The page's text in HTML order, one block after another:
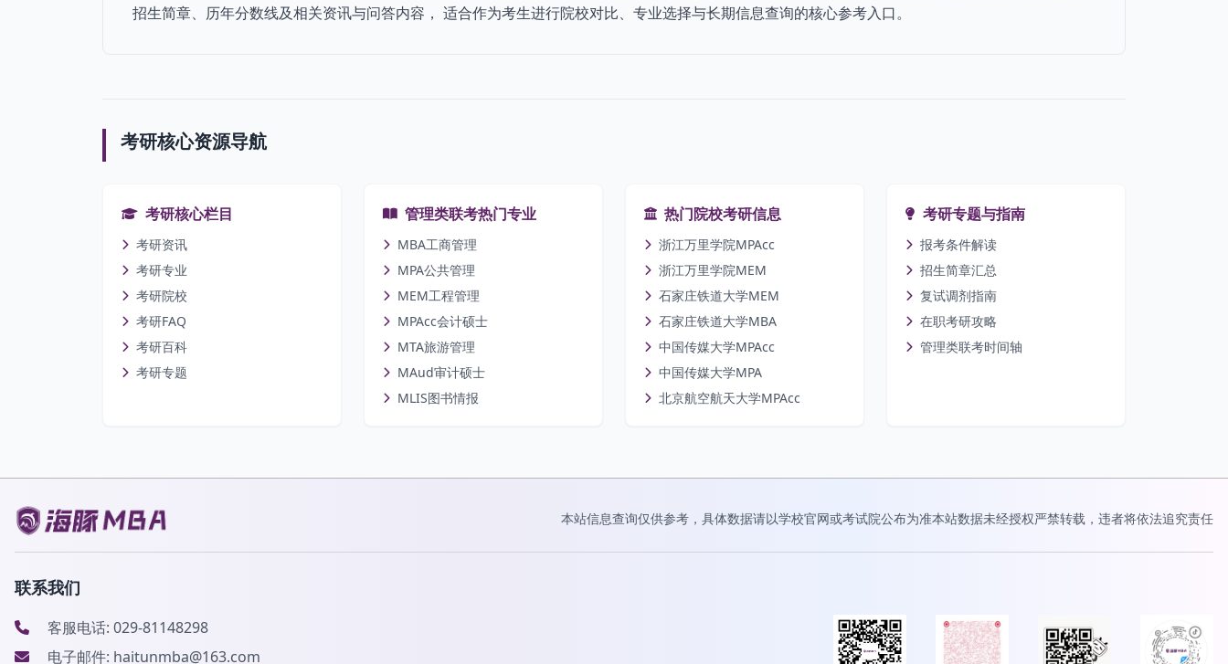
招生简章、历年分数线及相关资讯与问答内容， 适合作为考生进行院校对比、专业选择与长期信息查询的核心参考入口。
考研核心资源导航
考研核心栏目
考研资讯
考研专业
考研院校
考研FAQ
考研百科
考研专题
管理类联考热门专业
MBA工商管理
MPA公共管理
MEM工程管理
MPAcc会计硕士
MTA旅游管理
MAud审计硕士
MLIS图书情报
热门院校考研信息
浙江万里学院MPAcc
浙江万里学院MEM
石家庄铁道大学MEM
石家庄铁道大学MBA
中国传媒大学MPAcc
中国传媒大学MPA
北京航空航天大学MPAcc
考研专题与指南
报考条件解读
招生简章汇总
复试调剂指南
在职考研攻略
管理类联考时间轴
本站信息查询仅供参考，具体数据请以学校官网或考试院公布为准本站数据未经授权严禁转载，违者将依法追究责任
联系我们
客服电话: 029-81148298
电子邮件: haitunmba@163.com